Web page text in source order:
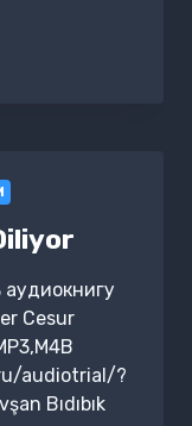
аудиокнигу
Cesur
audiotrial/?
Bıdıbık